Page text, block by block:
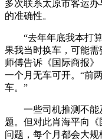
多次联系太原市客运
的准确性。
“去年年底我本打
果我当时换车，可能
师傅告诉《国际商报
一个月无车可开。“前
车。”
一些司机推测不能
题。但对此肖海平向
问题，每个月都会大规